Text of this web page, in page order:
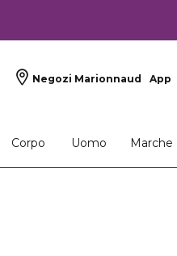
Negozi Marionnaud App
Corpo Uomo Marche